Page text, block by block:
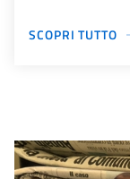
SCOPRI TUTTO